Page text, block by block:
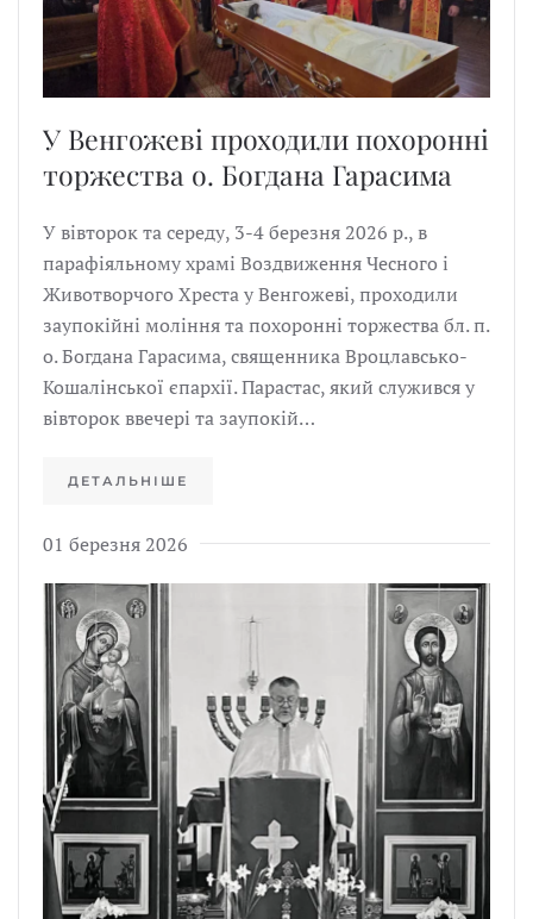
У Венгожеві проходили похоронні
торжества о. Богдана Гарасима
У вівторок та середу, 3-4 березня 2026 р., в
парафіяльному храмі Воздвиження Чесного і
Животворчого Хреста у Венгожеві, проходили
заупокійні моління та похоронні торжества бл. п.
о. Богдана Гарасима, священника Вроцлавсько-
Кошалінської єпархії. Парастас, який служився у
вівторок ввечері та заупокій…
ДЕТАЛЬНІШЕ
01 березня 2026